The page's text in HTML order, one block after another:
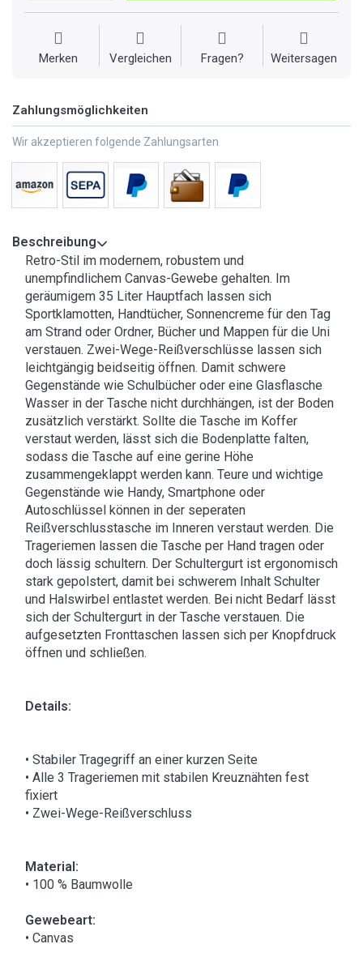
Merken Vergleichen Fragen? Weitersagen
Zahlungsmöglichkeiten
Wir akzeptieren folgende Zahlungsarten
Beschreibung
Retro-Stil im modernem, robustem und
unempfindlichem Canvas-Gewebe gehalten. Im
geräumigem 35 Liter Hauptfach lassen sich
Sportklamotten, Handtücher, Sonnencreme für den Tag
am Strand oder Ordner, Bücher und Mappen für die Uni
verstauen. Zwei-Wege-Reißverschlüsse lassen sich
leichtgängig beidseitig öffnen. Damit schwere
Gegenstände wie Schulbücher oder eine Glasflasche
Wasser in der Tasche nicht durchhängen, ist der Boden
zusätzlich verstärkt. Sollte die Tasche im Koffer
verstaut werden, lässt sich die Bodenplatte falten,
sodass die Tasche auf eine gerine Höhe
zusammengeklappt werden kann. Teure und wichtige
Gegenstände wie Handy, Smartphone oder
Autoschlüssel können in der seperaten
Reißverschlusstasche im Inneren verstaut werden. Die
Trageriemen lassen die Tasche per Hand tragen oder
doch lässig schultern. Der Schultergurt ist ergonomisch
stark gepolstert, damit bei schwerem Inhalt Schulter
und Halswirbel entlastet werden. Bei nicht Bedarf lässt
sich der Schultergurt in der Tasche verstauen. Die
aufgesetzten Fronttaschen lassen sich per Knopfdruck
öffnen und schließen.
Details:
• Stabiler Tragegriff an einer kurzen Seite
• Alle 3 Trageriemen mit stabilen Kreuznähten fest
fixiert
• Zwei-Wege-Reißverschluss
Material:
• 100 % Baumwolle
Gewebeart:
• Canvas